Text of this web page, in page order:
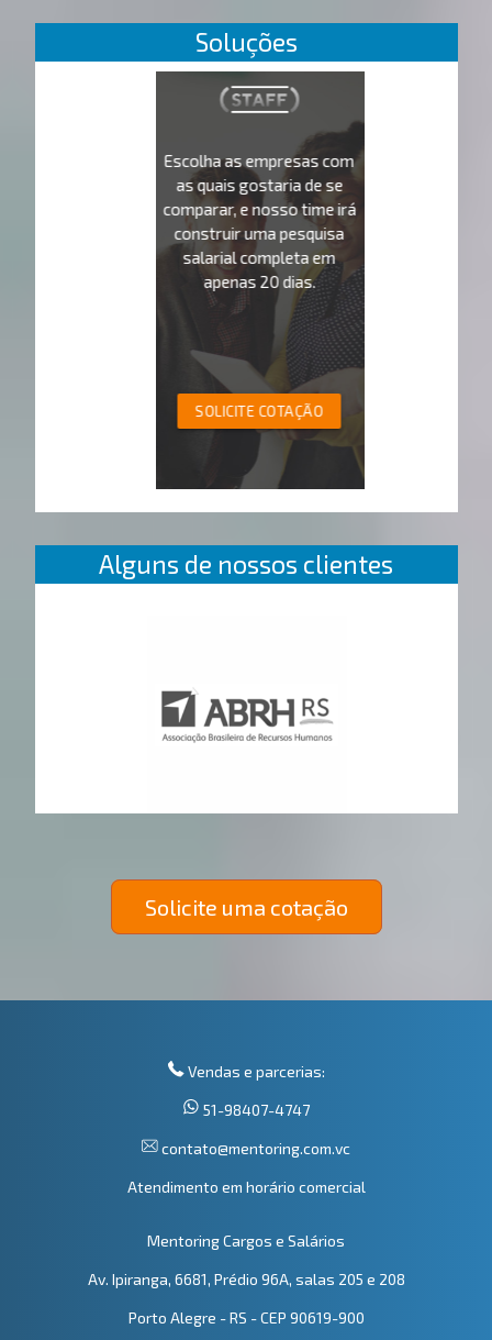
Soluções
Escolha as empresas com
as quais gostaria de se
comparar, e nosso time irá
construir uma pesquisa
salarial completa em
apenas 20 dias.
SOLICITE COTAÇÃO
Alguns de nossos clientes
Solicite uma cotação
Vendas e parcerias:
51-98407-4747
contato@mentoring.com.vc
Atendimento em horário comercial
Mentoring Cargos e Salários
Av. Ipiranga, 6681, Prédio 96A, salas 205 e 208
Porto Alegre - RS - CEP 90619-900